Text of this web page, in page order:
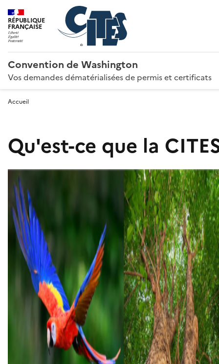
RÉPUBLIQUE
FRANÇAISE
Convention de Washington
Vos demandes dématérialisées de permis et certificats
Accueil
Qu'est-ce que la